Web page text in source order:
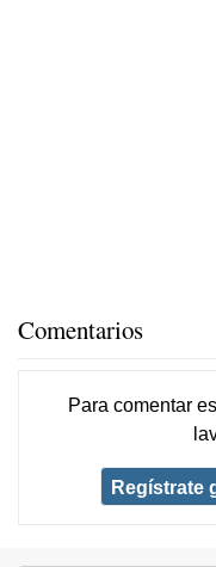
Comentarios
Para comentar
Regístrate